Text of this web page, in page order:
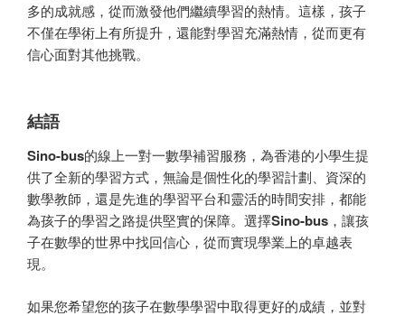
多的成就感，從而激發他們繼續學習的熱情。這樣，孩子
不僅在學術上有所提升，還能對學習充滿熱情，從而更有
信心面對其他挑戰。
結語
Sino-bus的線上一對一數學補習服務，為香港的小學生提
供了全新的學習方式，無論是個性化的學習計劃、資深的
數學教師，還是先進的學習平台和靈活的時間安排，都能
為孩子的學習之路提供堅實的保障。選擇Sino-bus ，讓孩
子在數學的世界中找回信心，從而實現學業上的卓越表
現。
如果您希望您的孩子在數學學習中取得更好的成績，並對